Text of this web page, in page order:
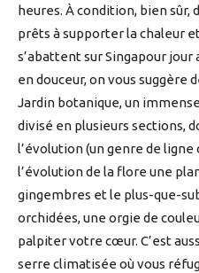
heures. À condition, bien sûr,
prêts à supporter la chaleur
s’abattent sur Singapour jour
en douceur, on vous suggère
Jardin botanique, un
divisé en plusieurs sections,
l’évolution (un genre de
l’évolution de la flore une
gingembres et le plus-que-
orchidées, une orgie de
palpiter votre cœur. C’est
serre climatisée où vous